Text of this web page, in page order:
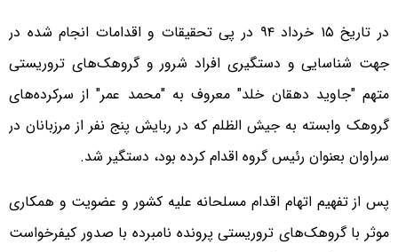
در تاریخ ۱۵ خرداد ۹۴ در پی تحقیقات و اقدامات انجام شده در
جهت شناسایی و دستگیری افراد شرور و گروهک‌های تروریستی
متهم "جاوید دهقان خلد" معروف به "محمد عمر" از سرکرده‌های
گروهک وابسته به جیش الظلم که در ربایش پنج نفر از مرزبانان در
سراوان بعنوان رئیس گروه اقدام کرده بود، دستگیر شد.
پس از تفهیم اتهام اقدام مسلحانه علیه کشور و عضویت و همکاری
موثر با گروهک‌های تروریستی پرونده نامبرده با صدور کیفرخواست